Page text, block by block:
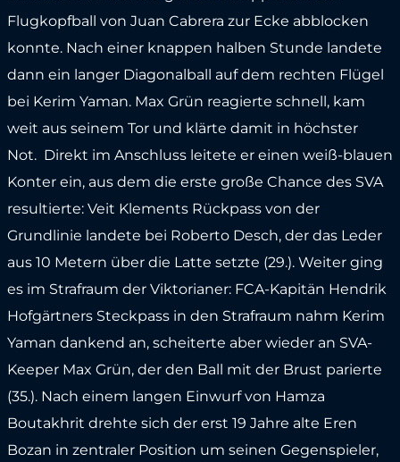
Flugkopfball von Juan Cabrera zur Ecke abblocken
konnte. Nach einer knappen halben Stunde landete
dann ein langer Diagonalball auf dem rechten Flügel
bei Kerim Yaman. Max Grün reagierte schnell, kam
weit aus seinem Tor und klärte damit in höchster
Not. Direkt im Anschluss leitete er einen weiß-blauen
Konter ein, aus dem die erste große Chance des SVA
resultierte: Veit Klements Rückpass von der
Grundlinie landete bei Roberto Desch, der das Leder
aus 10 Metern über die Latte setzte (29.). Weiter ging
es im Strafraum der Viktorianer: FCA-Kapitän Hendrik
Hofgärtners Steckpass in den Strafraum nahm Kerim
Yaman dankend an, scheiterte aber wieder an SVA-
Keeper Max Grün, der den Ball mit der Brust parierte
(35.). Nach einem langen Einwurf von Hamza
Boutakhrit drehte sich der erst 19 Jahre alte Eren
Bozan in zentraler Position um seinen Gegenspieler,